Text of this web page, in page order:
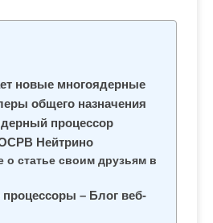
новые многоядерные
общего назначения
процессор
Нейтрино
о статье своим друзьям в
– Блог веб-